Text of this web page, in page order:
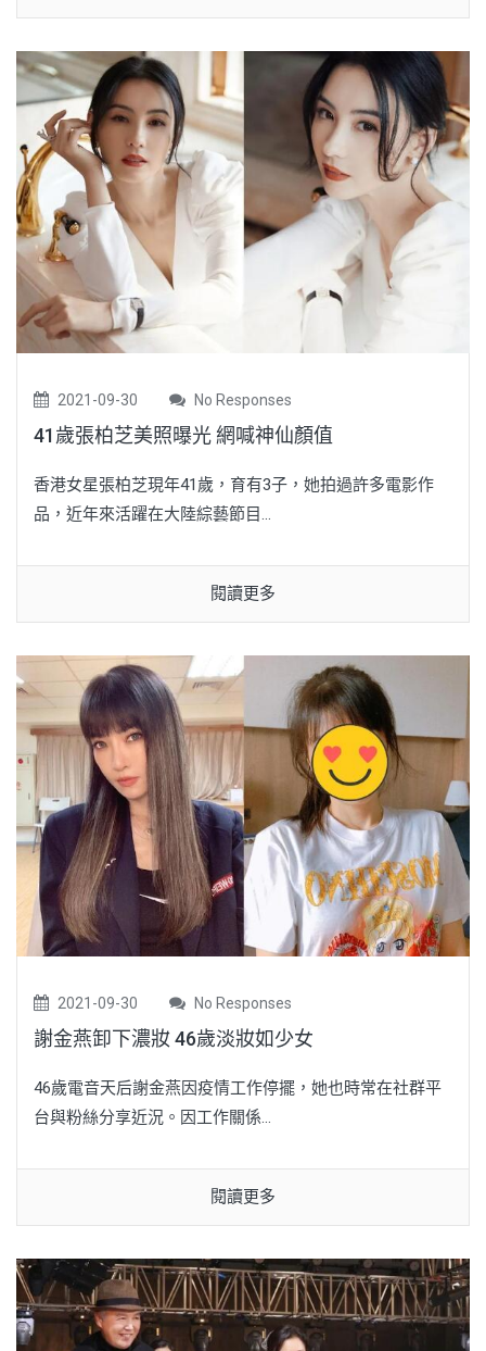
2021-09-30 No Responses
41歲張柏芝美照曝光 網喊神仙顏值
香港女星張柏芝現年41歲，育有3子，她拍過許多電影作
品，近年來活躍在大陸綜藝節目...
閱讀更多
2021-09-30 No Responses
謝金燕卸下濃妝 46歲淡妝如少女
46歲電音天后謝金燕因疫情工作停擺，她也時常在社群平
台與粉絲分享近況。因工作關係...
閱讀更多